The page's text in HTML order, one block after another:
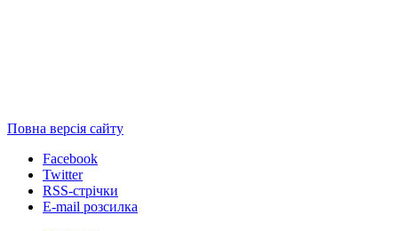
Повна версія сайту
Facebook
Twitter
RSS-стрічки
E-mail розсилка